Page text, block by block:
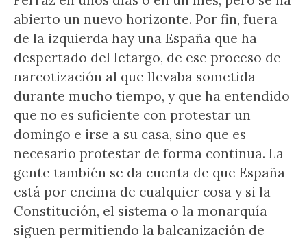
abierto un nuevo horizonte. Por fin, fuera
de la izquierda hay una España que ha
despertado del letargo, de ese proceso de
narcotización al que llevaba sometida
durante mucho tiempo, y que ha entendido
que no es suficiente con protestar un
domingo e irse a su casa, sino que es
necesario protestar de forma continua. La
gente también se da cuenta de que España
está por encima de cualquier cosa y si la
Constitución, el sistema o la monarquía
siguen permitiendo la balcanización de